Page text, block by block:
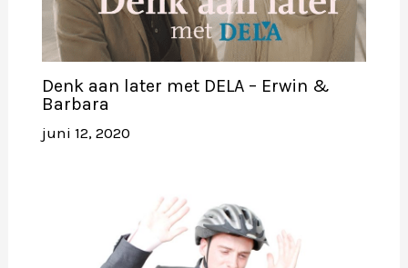
Denk aan later met DELA – Erwin &
Barbara
juni 12, 2020